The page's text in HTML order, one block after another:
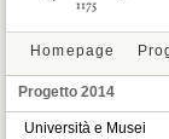
Homepage
Progetto 2014
Università e Musei